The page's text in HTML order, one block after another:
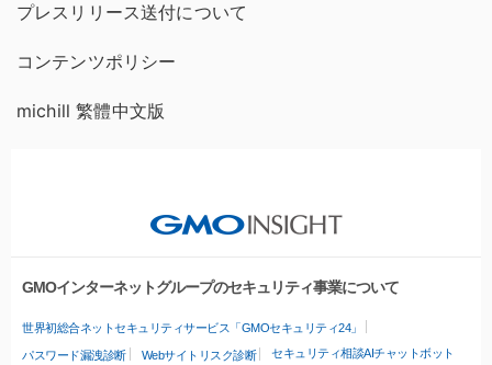
プレスリリース送付について
コンテンツポリシー
michill 繁體中文版
GMOインターネットグループのセキュリティ事業について
世界初総合ネットセキュリティサービス「GMOセキュリティ24」
パスワード漏洩診断 Webサイトリスク診断 セキュリティ相談AIチャットボット